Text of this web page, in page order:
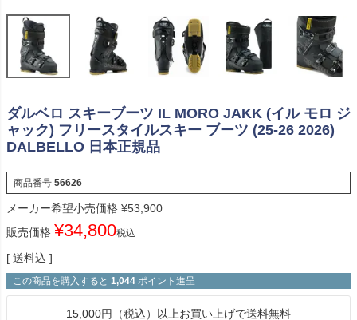
ダルベロ スキーブーツ IL MORO JAKK (イル モロ ジ
ャック) フリースタイルスキー ブーツ (25-26 2026)
DALBELLO 日本正規品
商品番号 56626
メーカー希望小売価格 ¥53,900
販売価格 ¥34,800税込
送料込
この商品を購入すると 1,044 ポイント進呈
15,000円（税込）以上お買い上げで送料無料